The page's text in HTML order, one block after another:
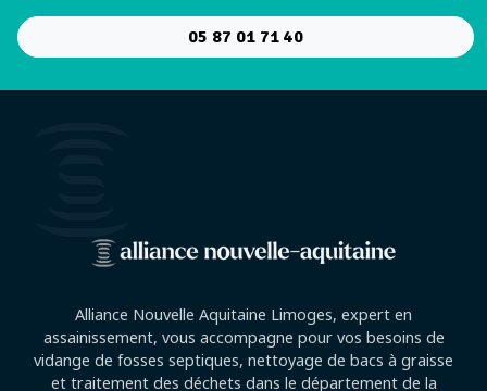
05 87 01 71 40
Alliance Nouvelle Aquitaine Limoges, expert en
assainissement, vous accompagne pour vos besoins de
vidange de fosses septiques, nettoyage de bacs à graisse
et traitement des déchets dans le département de la